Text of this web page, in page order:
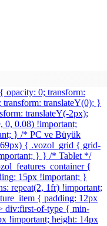
opacity: 0; transform:
translateY(0); }
translateY(-2px);
0, 0.08) !important;
} /* PC ve Büyük
{ .vozol_grid { grid-
} } /* Tablet */
{
15px !important; }
repeat(2, 1fr) !important;
{ padding: 12px
div:first-of-type { min-
!important; height: 14px